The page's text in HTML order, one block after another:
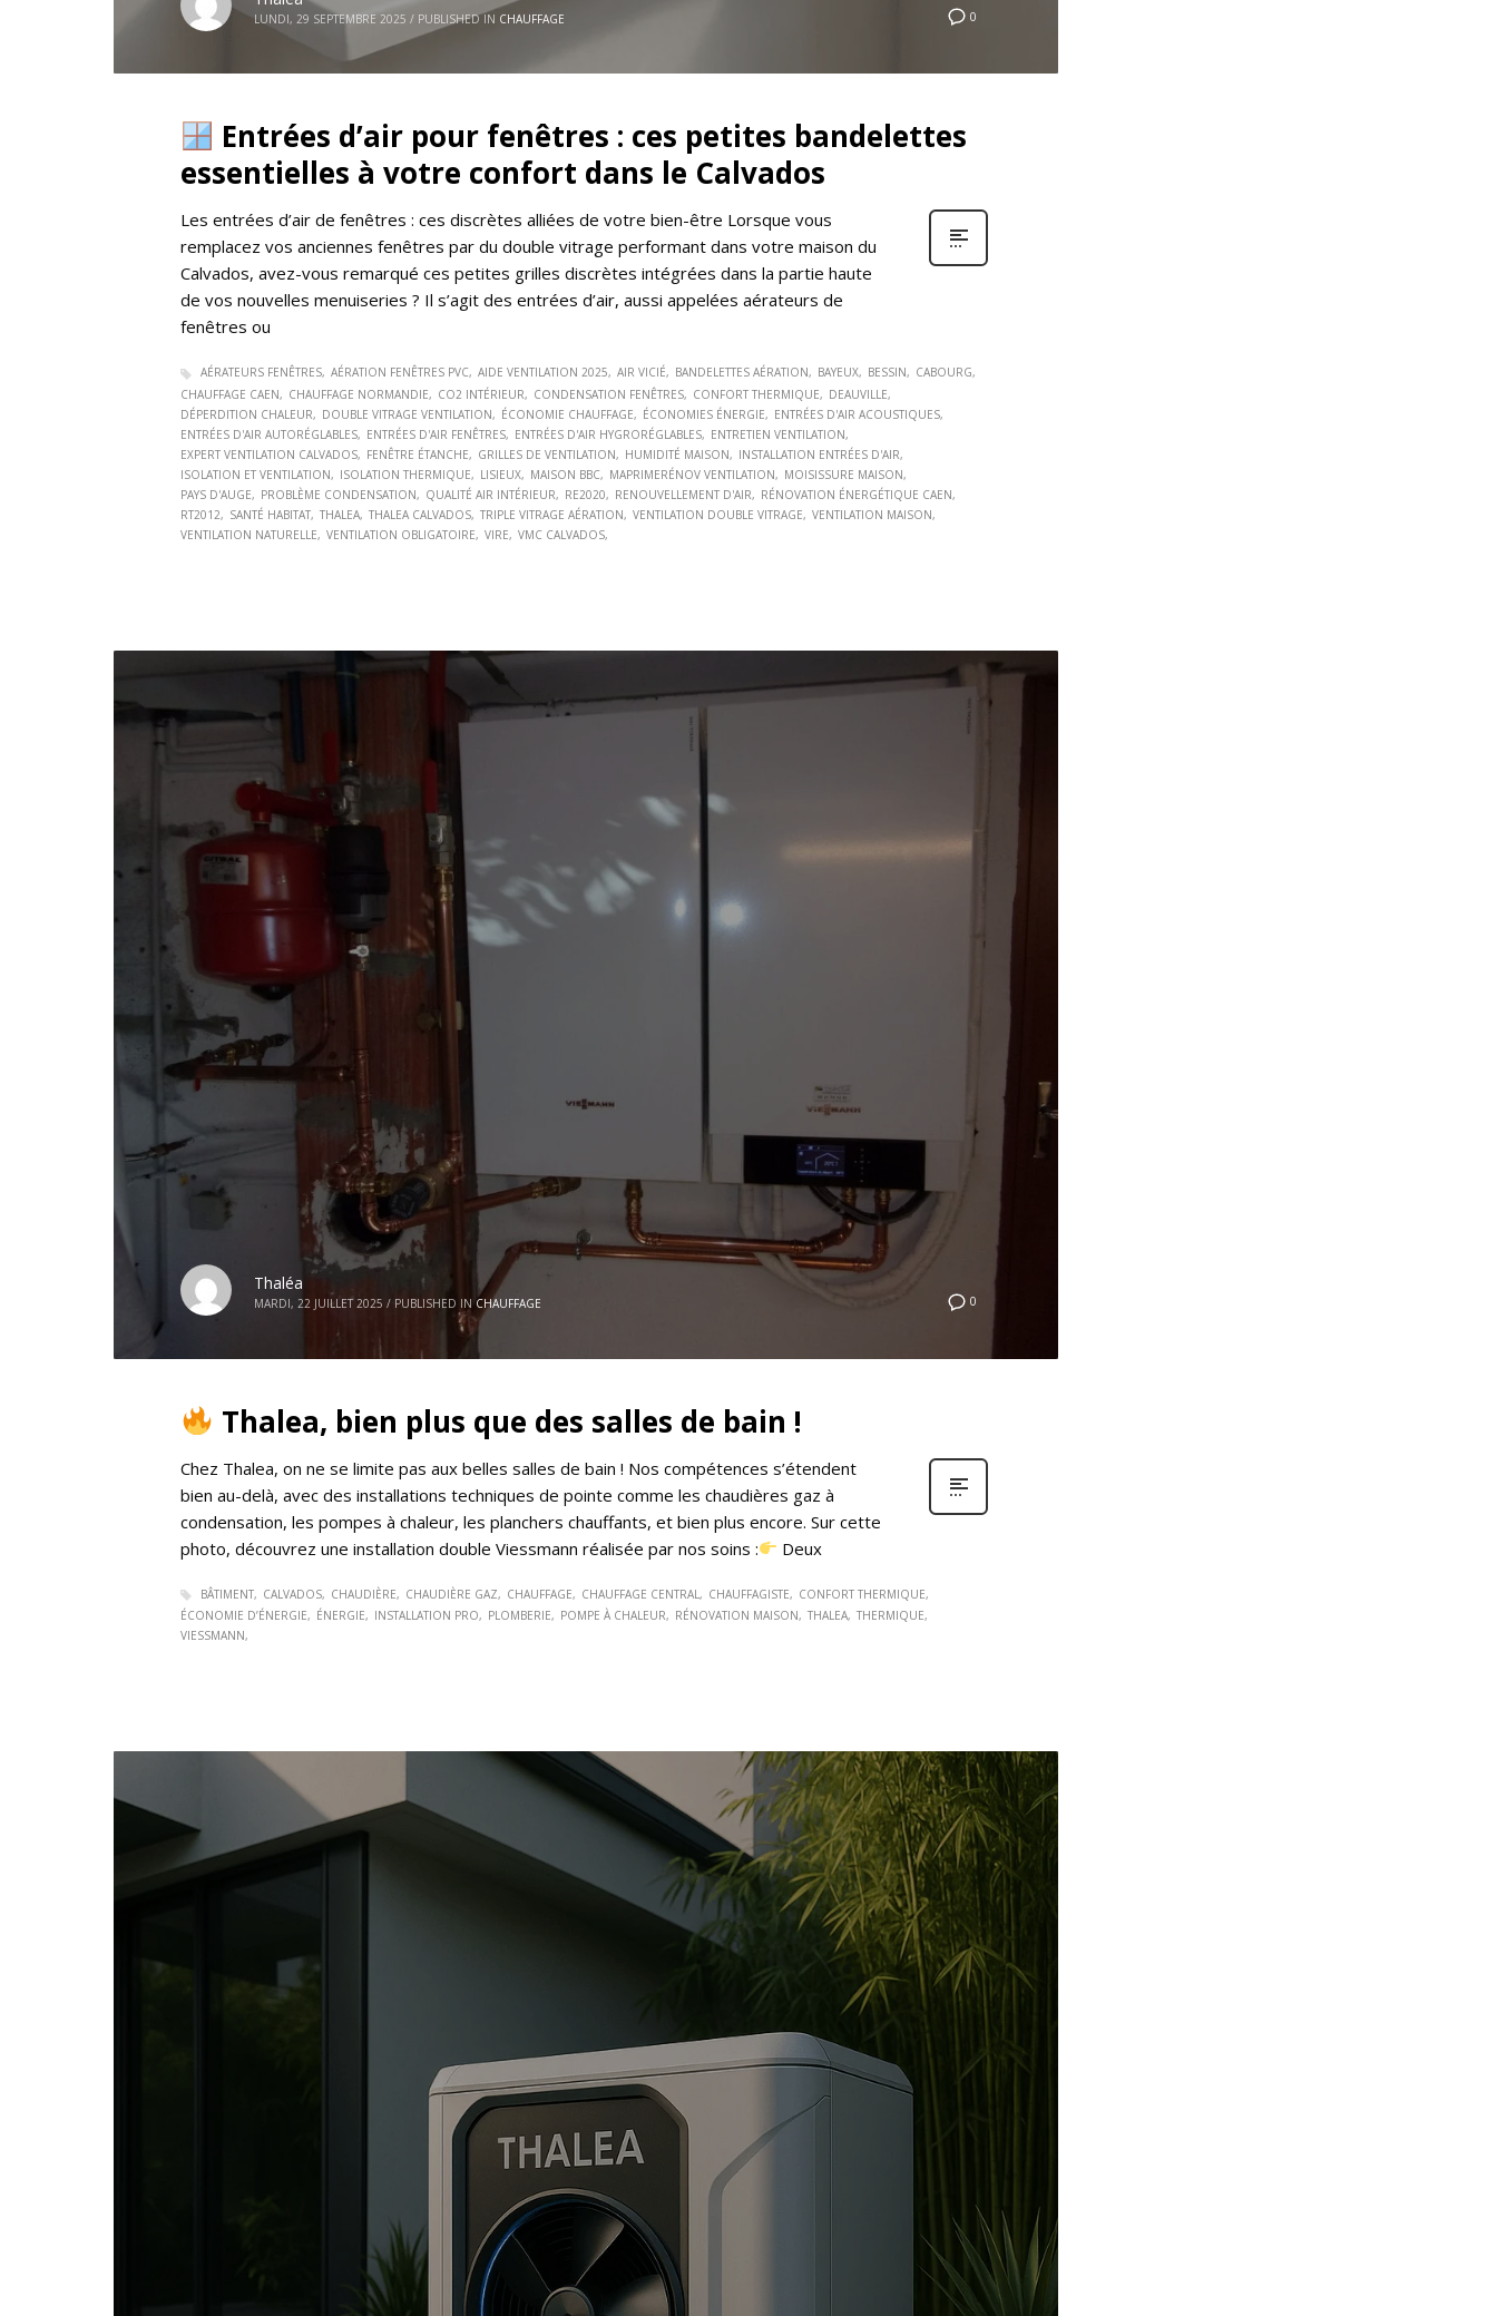
0
LUNDI, 29 SEPTEMBRE 2025 / PUBLISHED IN CHAUFFAGE
Entrées d’air pour fenêtres : ces petites bandelettes
essentielles à votre confort dans le Calvados
Les entrées d’air de fenêtres : ces discrètes alliées de votre bien-être Lorsque vous
remplacez vos anciennes fenêtres par du double vitrage performant dans votre maison du
Calvados, avez-vous remarqué ces petites grilles discrètes intégrées dans la partie haute
de vos nouvelles menuiseries ? Il s’agit des entrées d’air, aussi appelées aérateurs de
fenêtres ou
AÉRATEURS FENÊTRES AÉRATION FENÊTRES PVC AIDE VENTILATION 2025 AIR VICIÉ BANDELETTES AÉRATION BAYEUX BESSIN
CABOURG
CHAUFFAGE CAEN
CHAUFFAGE NORMANDIE CO2 INTÉRIEUR CONDENSATION FENÊTRES CONFORT THERMIQUE
DEAUVILLE
DÉPERDITION CHALEUR
DOUBLE VITRAGE VENTILATION ÉCONOMIE CHAUFFAGE ÉCONOMIES ÉNERGIE
ENTRÉES D'AIR ACOUSTIQUES
ENTRÉES D'AIR AUTORÉGLABLES
ENTRÉES D'AIR FENÊTRES ENTRÉES D'AIR HYGRORÉGLABLES
ENTRETIEN VENTILATION
EXPERT VENTILATION CALVADOS
FENÊTRE ÉTANCHE GRILLES DE VENTILATION HUMIDITÉ MAISON
INSTALLATION ENTRÉES D'AIR
ISOLATION ET VENTILATION
ISOLATION THERMIQUE LISIEUX MAISON BBC MAPRIMERÉNOV VENTILATION
MOISISSURE MAISON
PAYS D'AUGE
PROBLÈME CONDENSATION QUALITÉ AIR INTÉRIEUR RE2020 RENOUVELLEMENT D'AIR
RÉNOVATION ÉNERGÉTIQUE CAEN
RT2012
SANTÉ HABITAT THALEA THALEA CALVADOS TRIPLE VITRAGE AÉRATION VENTILATION DOUBLE VITRAGE
VENTILATION MAISON
VENTILATION NATURELLE
VENTILATION OBLIGATOIRE VIRE VMC CALVADOS
0
Thaléa
MARDI, 22 JUILLET 2025 / PUBLISHED IN CHAUFFAGE
Thalea, bien plus que des salles de bain !
Chez Thalea, on ne se limite pas aux belles salles de bain ! Nos compétences s’étendent
bien au-delà, avec des installations techniques de pointe comme les chaudières gaz à
condensation, les pompes à chaleur, les planchers chauffants, et bien plus encore. Sur cette
photo, découvrez une installation double Viessmann réalisée par nos soins :
Deux
BÂTIMENT CALVADOS CHAUDIÈRE CHAUDIÈRE GAZ CHAUFFAGE CHAUFFAGE CENTRAL CHAUFFAGISTE
CONFORT THERMIQUE
ÉCONOMIE D’ÉNERGIE
ÉNERGIE INSTALLATION PRO PLOMBERIE POMPE À CHALEUR RÉNOVATION MAISON THALEA THERMIQUE
VIESSMANN